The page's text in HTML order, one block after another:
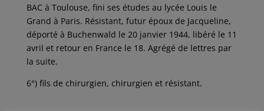
BAC à Toulouse, fini ses études au lycée Louis le
Grand à Paris. Résistant, futur époux de Jacqueline,
déporté à Buchenwald le 20 janvier 1944, libéré le 11
avril et retour en France le 18. Agrégé de lettres par
la suite.
6°) fils de chirurgien, chirurgien et résistant.